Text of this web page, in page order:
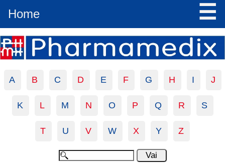
Home ☰
A B C D E F G H I J
K L M N O P Q R S
T U V W X Y Z